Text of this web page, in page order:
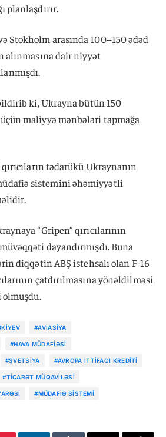
planlaşdırır.
Stokholm arasında 100–150 ədəd
alınmasına dair niyyət
ki, Ukrayna bütün 150
maliyyə mənbələri tapmağa
tədarükü Ukraynanın
sistemini əhəmiyyətli
“Gripen” qırıcılarının
dayandırmışdı. Buna
diqqətin ABŞ istehsalı olan F-16
çatdırılmasına yönəldilməsi
#AVIASIYA
#HAVA MÜDAFIƏSI
#ŞVETSIYA #AVROPA İTTIFAQI KREDITI
#TICARƏT MÜQAVILƏSI
#MÜDAFIƏ SISTEMI